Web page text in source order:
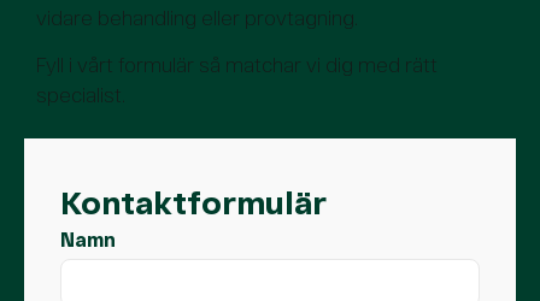
vidare behandling eller provtagning.
Fyll i vårt formulär så matchar vi dig med rätt
specialist.
Kontaktformulär
Namn